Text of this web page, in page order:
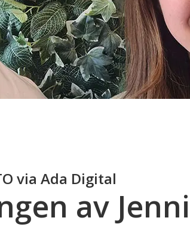
via Ada Digital
av